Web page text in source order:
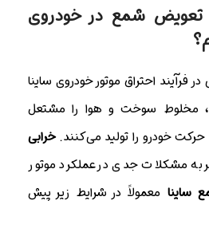
تعویض شمع در خودروی
فرآیند احتراق موتور خودروی ساینا
مخلوط سوخت و هوا را مشتعل
حرکت خودرو را تولید می‌کنند.خرابی
به مشکلات جدی در عملکرد موتور
ساینا معمولاً در شرایط زیر پیش